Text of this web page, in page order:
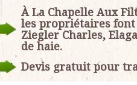
À La Chapelle Aux
les propriétaires
Ziegler Charles,
de haie.
Devis gratuit pour